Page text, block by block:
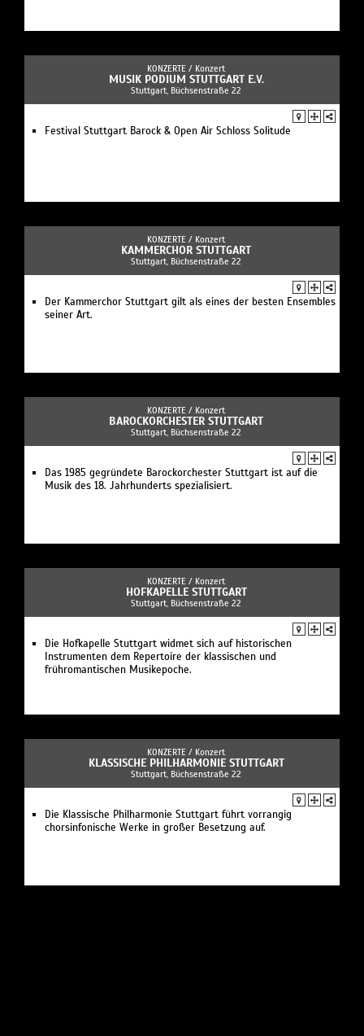
KONZERTE / Konzert
MUSIK PODIUM STUTTGART E.V.
Stuttgart, Büchsenstraße 22
Festival Stuttgart Barock & Open Air Schloss Solitude
KONZERTE / Konzert
KAMMERCHOR STUTTGART
Stuttgart, Büchsenstraße 22
Der Kammerchor Stuttgart gilt als eines der besten Ensembles
seiner Art.
KONZERTE / Konzert
BAROCKORCHESTER STUTTGART
Stuttgart, Büchsenstraße 22
Das 1985 gegründete Barockorchester Stuttgart ist auf die
Musik des 18. Jahrhunderts spezialisiert.
KONZERTE / Konzert
HOFKAPELLE STUTTGART
Stuttgart, Büchsenstraße 22
Die Hofkapelle Stuttgart widmet sich auf historischen
Instrumenten dem Repertoire der klassischen und
frühromantischen Musikepoche.
KONZERTE / Konzert
KLASSISCHE PHILHARMONIE STUTTGART
Stuttgart, Büchsenstraße 22
Die Klassische Philharmonie Stuttgart führt vorrangig
chorsinfonische Werke in großer Besetzung auf.